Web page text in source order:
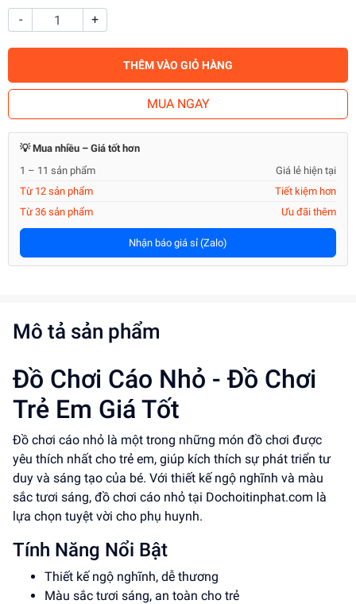
- +
THÊM VÀO GIỎ HÀNG
MUA NGAY
💡 Mua nhiều – Giá tốt hơn
1 – 11 sản phẩm
Giá lẻ hiện tại
Từ 12 sản phẩm
Tiết kiệm hơn
Từ 36 sản phẩm
Ưu đãi thêm
Nhận báo giá sỉ (Zalo)
Mô tả sản phẩm
Đồ Chơi Cáo Nhỏ - Đồ Chơi
Trẻ Em Giá Tốt
Đồ chơi cáo nhỏ là một trong những món đồ chơi được
yêu thích nhất cho trẻ em, giúp kích thích sự phát triển tư
duy và sáng tạo của bé. Với thiết kế ngộ nghĩnh và màu
sắc tươi sáng, đồ chơi cáo nhỏ tại Dochoitinphat.com là
lựa chọn tuyệt vời cho phụ huynh.
Tính Năng Nổi Bật
Thiết kế ngộ nghĩnh, dễ thương
Màu sắc tươi sáng, an toàn cho trẻ